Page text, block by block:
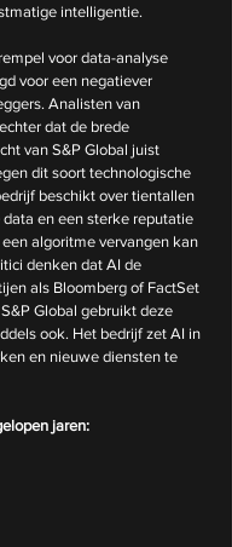
intelligentie.
voor data-analyse
voor een negatiever
Analisten van
dat de brede
van S&P Global juist
dit soort technologische
beschikt over tientallen
en een sterke reputatie
algoritme vervangen kan
denken dat AI de
als Bloomberg of FactSet
Global gebruikt deze
ook. Het bedrijf zet AI in
en nieuwe diensten te
jaren: